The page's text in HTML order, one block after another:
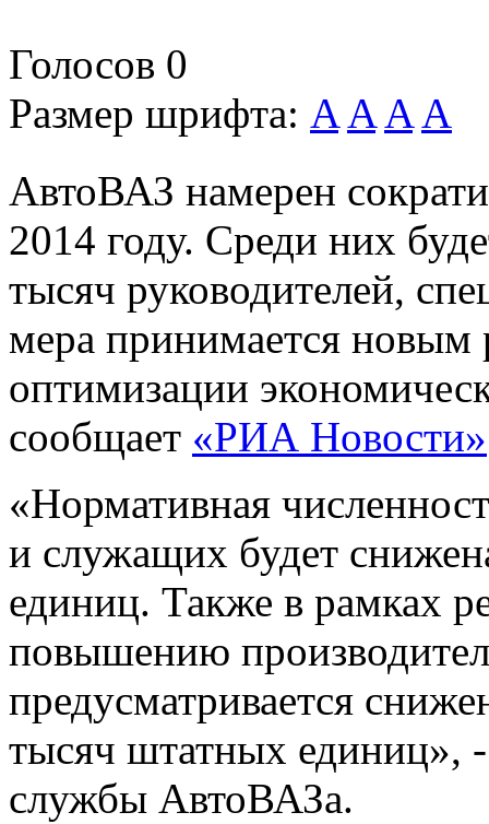
Голосов 0
Размер шрифта: A A A A
АвтоВАЗ намерен
2014 году. Среди них
тысяч руководителей,
мера принимается новым
оптимизации
сообщает «РИА Новости»
«Нормативная
и служащих будет
единиц. Также в рамках
повышению
предусматривается
тысяч штатных единиц»,
службы АвтоВАЗа.